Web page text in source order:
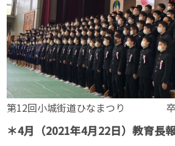
第12回小城街道ひなまつり 卒業
＊4月（2021年4月22日）教育長